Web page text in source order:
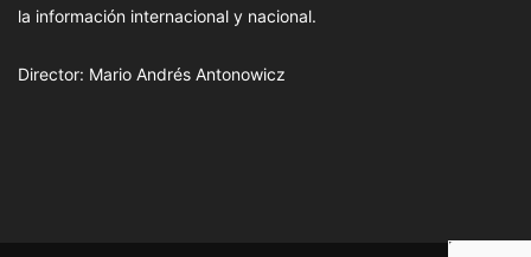
la información internacional y nacional.
Director: Mario Andrés Antonowicz